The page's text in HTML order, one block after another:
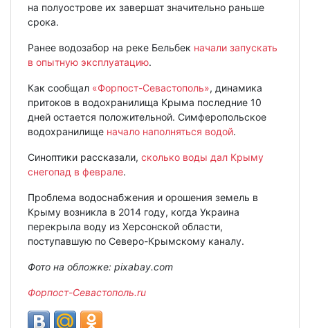
на полуострове их завершат значительно раньше
срока.
Ранее водозабор на реке Бельбек начали запускать
в опытную эксплуатацию.
Как сообщал «Форпост-Севастополь», динамика
притоков в водохранилища Крыма последние 10
дней остается положительной. Симферопольское
водохранилище начало наполняться водой.
Синоптики рассказали, сколько воды дал Крыму
снегопад в феврале.
Проблема водоснабжения и орошения земель в
Крыму возникла в 2014 году, когда Украина
перекрыла воду из Херсонской области,
поступавшую по Северо-Крымскому каналу.
Фото на обложке: pixabay.com
Форпост-Севастополь.ru